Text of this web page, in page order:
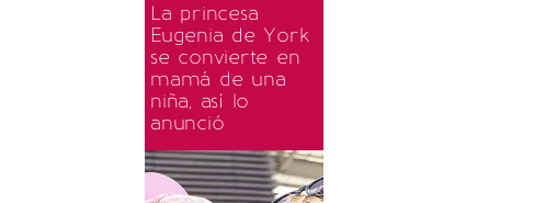
La princesa
Eugenia de York
se convierte en
mamá de una
niña, así lo
anunció